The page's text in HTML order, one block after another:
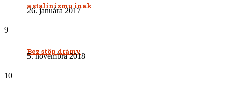
a stalinizmu inak
26. januára 2017
9
Bez stôp drámy
5. novembra 2018
10